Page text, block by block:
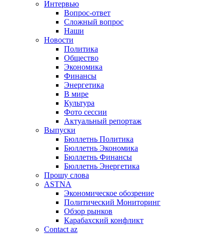
Интервью
Вопрос-ответ
Сложный вопрос
Наши
Новости
Политика
Общество
Экономика
Финансы
Энергетика
В мире
Культура
Фото сессии
Актуальный репортаж
Выпуски
Бюллетнь Политика
Бюллетнь Экономика
Бюллетнь Финансы
Бюллетнь Энергетика
Прошу слова
ASTNA
Экономическое обозрение
Политический Мониторинг
Обзор рынков
Карабахский конфликт
Contact az